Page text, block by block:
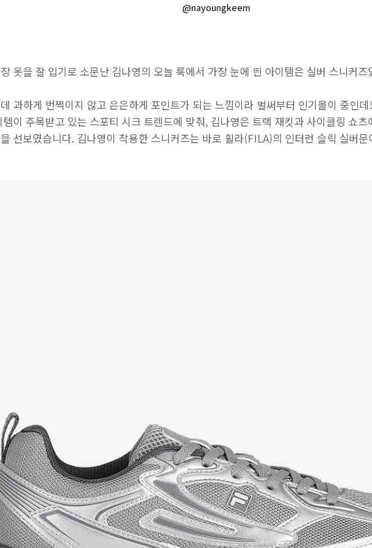
@nayoungkeem
옷을 잘 입기로 소문난 김나영의 오늘 룩에서 가장 눈에 띈 아이템은 실버 스니커즈
과하게 번쩍이지 않고 은은하게 포인트가 되는 느낌이라 벌써부터 인기몰이 중인
이 주목받고 있는 스포티 시크 트렌드에 맞춰, 김나영은 트랙 재킷과 사이클링 쇼
선보였습니다. 김나영이 착용한 스니커즈는 바로 휠라(FILA)의 인터런 슬릭 실버문